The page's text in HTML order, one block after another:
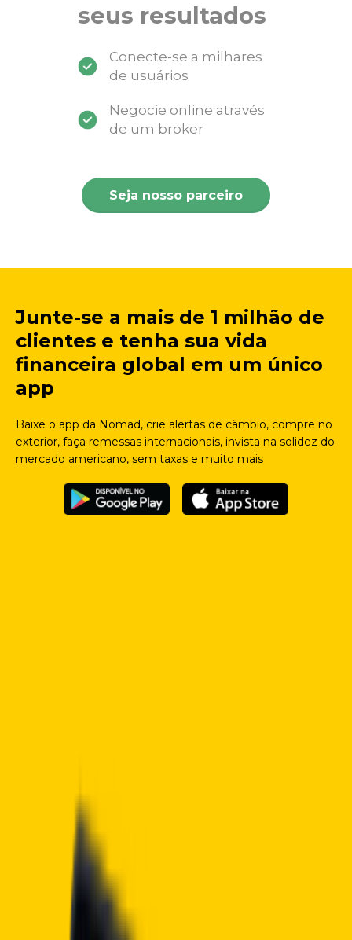
seus resultados
Conecte-se a milhares
de usuários
Negocie online através
de um broker
Seja nosso parceiro
Junte-se a mais de 1 milhão de
clientes e tenha sua vida
financeira global em um único
app
Baixe o app da Nomad, crie alertas de câmbio, compre no
exterior, faça remessas internacionais, invista na solidez do
mercado americano, sem taxas e muito mais